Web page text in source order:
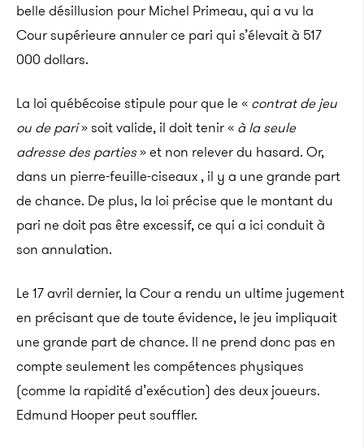
belle désillusion pour Michel Primeau, qui a vu la
Cour supérieure annuler ce pari qui s’élevait à 517
000 dollars.
La loi québécoise stipule pour que le « contrat de jeu
ou de pari» soit valide, il doit tenir « à la seule
adresse des parties» et non relever du hasard. Or,
dans un pierre-feuille-ciseaux , il y a une grande part
de chance. De plus, la loi précise que le montant du
pari ne doit pas être excessif, ce qui a ici conduit à
son annulation.
Le 17 avril dernier, la Cour a rendu un ultime jugement
en précisant que de toute évidence, le jeu impliquait
une grande part de chance. Il ne prend donc pas en
compte seulement les compétences physiques
(comme la rapidité d’exécution) des deux joueurs.
Edmund Hooper peut souffler.